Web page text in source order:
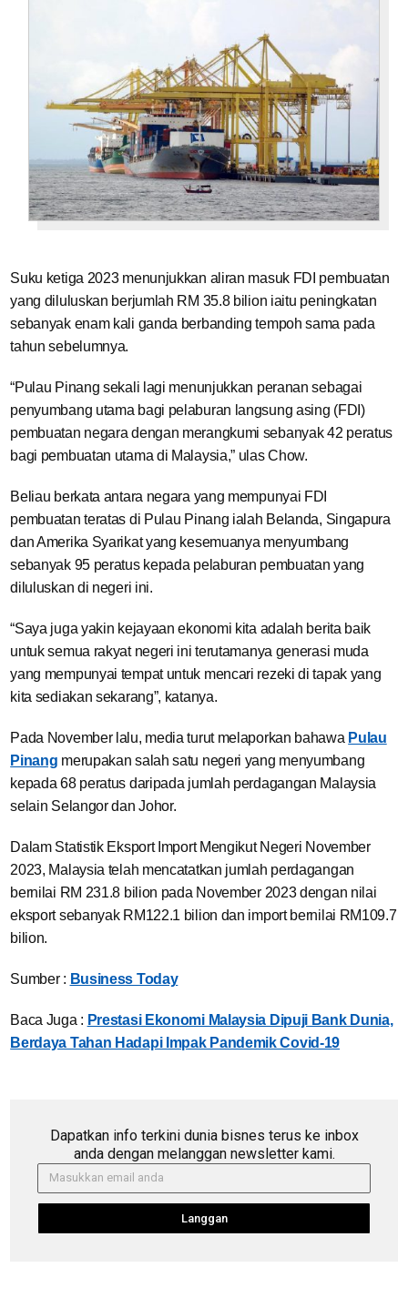
Suku ketiga 2023 menunjukkan aliran masuk FDI pembuatan
yang diluluskan berjumlah RM 35.8 bilion iaitu peningkatan
sebanyak enam kali ganda berbanding tempoh sama pada
tahun sebelumnya.
“Pulau Pinang sekali lagi menunjukkan peranan sebagai
penyumbang utama bagi pelaburan langsung asing (FDI)
pembuatan negara dengan merangkumi sebanyak 42 peratus
bagi pembuatan utama di Malaysia,” ulas Chow.
Beliau berkata antara negara yang mempunyai FDI
pembuatan teratas di Pulau Pinang ialah Belanda, Singapura
dan Amerika Syarikat yang kesemuanya menyumbang
sebanyak 95 peratus kepada pelaburan pembuatan yang
diluluskan di negeri ini.
“Saya juga yakin kejayaan ekonomi kita adalah berita baik
untuk semua rakyat negeri ini terutamanya generasi muda
yang mempunyai tempat untuk mencari rezeki di tapak yang
kita sediakan sekarang”, katanya.
Pada November lalu, media turut melaporkan bahawa Pulau
Pinang merupakan salah satu negeri yang menyumbang
kepada 68 peratus daripada jumlah perdagangan Malaysia
selain Selangor dan Johor.
Dalam Statistik Eksport Import Mengikut Negeri November
2023, Malaysia telah mencatatkan jumlah perdagangan
bernilai RM 231.8 bilion pada November 2023 dengan nilai
eksport sebanyak RM122.1 bilion dan import bernilai RM109.7
bilion.
Sumber : Business Today
Baca Juga : Prestasi Ekonomi Malaysia Dipuji Bank Dunia,
Berdaya Tahan Hadapi Impak Pandemik Covid-19
Dapatkan info terkini dunia bisnes terus ke inbox
anda dengan melanggan newsletter kami.
Langgan